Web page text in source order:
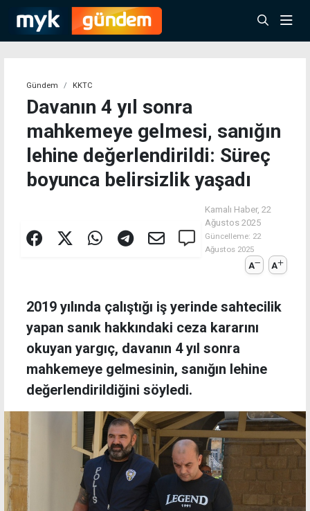
Gündem KKTC
Davanın 4 yıl sonra
mahkemeye gelmesi, sanığın
lehine değerlendirildi: Süreç
boyunca belirsizlik yaşadı
Kamalı Haber, 22
Ağustos 2025
Güncelleme: 22
Ağustos 2025
A A
2019 yılında çalıştığı iş yerinde sahtecilik
yapan sanık hakkındaki ceza kararını
okuyan yargıç, davanın 4 yıl sonra
mahkemeye gelmesinin, sanığın lehine
değerlendirildiğini söyledi.